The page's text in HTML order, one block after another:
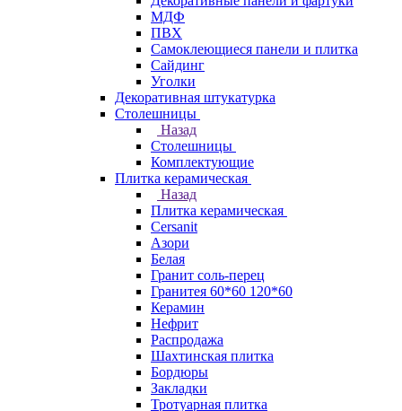
МДФ
ПВХ
Самоклеющиеся панели и плитка
Сайдинг
Уголки
Декоративная штукатурка
Столешницы
Назад
Столешницы
Комплектующие
Плитка керамическая
Назад
Плитка керамическая
Cersanit
Азори
Белая
Гранит соль-перец
Гранитея 60*60 120*60
Керамин
Нефрит
Распродажа
Шахтинская плитка
Бордюры
Закладки
Тротуарная плитка